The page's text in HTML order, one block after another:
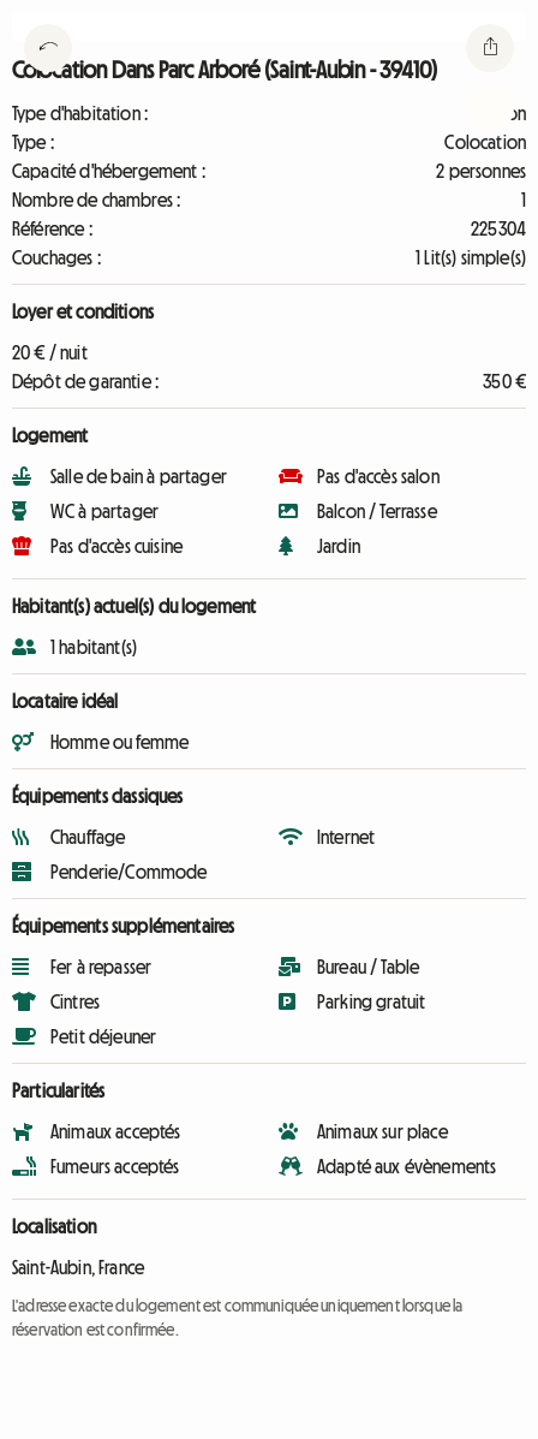
Colocation Dans Parc Arboré (Saint-Aubin - 39410)
Type d'habitation :
Maison
Type :
Colocation
Capacité d'hébergement :
2 personnes
Nombre de chambres :
1
Référence :
225304
Couchages :
1 Lit(s) simple(s)
Loyer et conditions
20 € / nuit
Dépôt de garantie :
350 €
Logement
Salle de bain à partager
WC à partager
Pas d'accès cuisine
Pas d'accès salon
Balcon / Terrasse
Jardin
Habitant(s) actuel(s) du logement
1 habitant(s)
Locataire idéal
Homme ou femme
Équipements classiques
Chauffage
Penderie/Commode
Internet
Équipements supplémentaires
Fer à repasser
Cintres
Petit déjeuner
Bureau / Table
Parking gratuit
Particularités
Animaux acceptés
Fumeurs acceptés
Animaux sur place
Adapté aux évènements
Localisation
Saint-Aubin, France
L'adresse exacte du logement est communiquée uniquement lorsque la
réservation est confirmée.